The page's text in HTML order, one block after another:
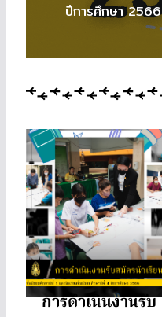
ปีการศึกษา 2566
การดำเนินงานรับ